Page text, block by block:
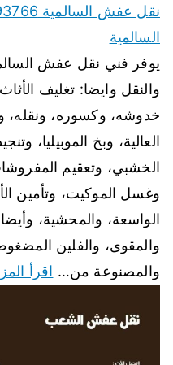
السالمية
يوفر فني نقل عفش
والنقل وايضا: تغليف
خدوشه، وكسوره، ونقله،
العالية، وبخ الموبيليا،
الخشبي، وتعقيم
وغسل الموكيت، وتأمين
الواسعة، والمحشية،
والمقوى، والفلين
والمصنوعة من… اقرأ